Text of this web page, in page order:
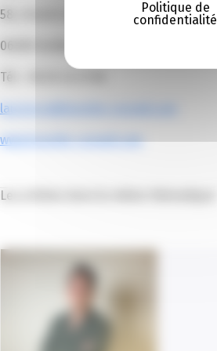
58, chemin des plateaux fleuris
06000 Antibes
Tél. : 06 26 42 41 66
laurence@kyanite-conseil.com
www.kyanite-conseil.com
Les articles dans la même thématique
Politique de
confidentialité